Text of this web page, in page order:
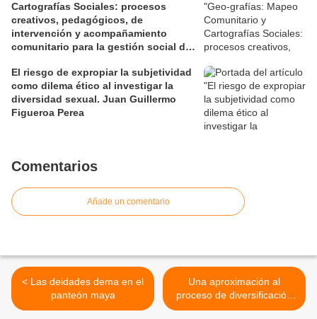
Cartografías Sociales: procesos
creativos, pedagógicos, de
intervención y acompañamiento
comunitario para la gestión social de
El riesgo de expropiar la subjetividad
como dilema ético al investigar la
diversidad sexual. Juan Guillermo
Figueroa Perea
Comentarios
Añade un comentario
< Las deidades dema en el
panteón maya
Una aproximación al
proceso de diversificación
religiosa en un municipio